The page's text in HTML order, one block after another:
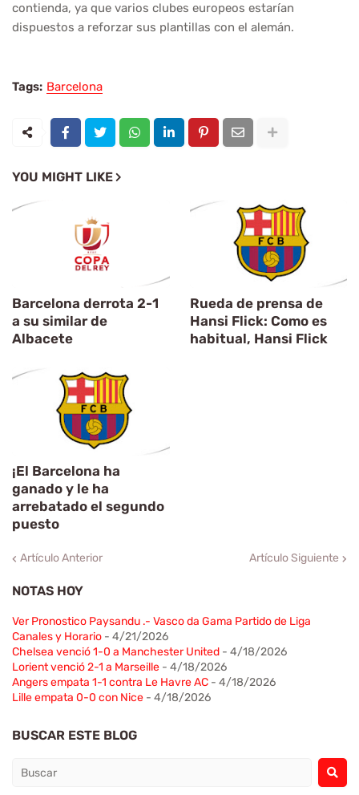
contienda, ya que varios clubes europeos estarían
dispuestos a reforzar sus plantillas con el alemán.
Tags: Barcelona
YOU MIGHT LIKE
Barcelona derrota 2-1
a su similar de
Albacete
Rueda de prensa de
Hansi Flick: Como es
habitual, Hansi Flick
¡El Barcelona ha
ganado y le ha
arrebatado el segundo
puesto
Artículo Anterior Artículo Siguiente
NOTAS HOY
Ver Pronostico Paysandu .- Vasco da Gama Partido de Liga
Canales y Horario - 4/21/2026
Chelsea venció 1-0 a Manchester United - 4/18/2026
Lorient venció 2-1 a Marseille - 4/18/2026
Angers empata 1-1 contra Le Havre AC - 4/18/2026
Lille empata 0-0 con Nice - 4/18/2026
BUSCAR ESTE BLOG